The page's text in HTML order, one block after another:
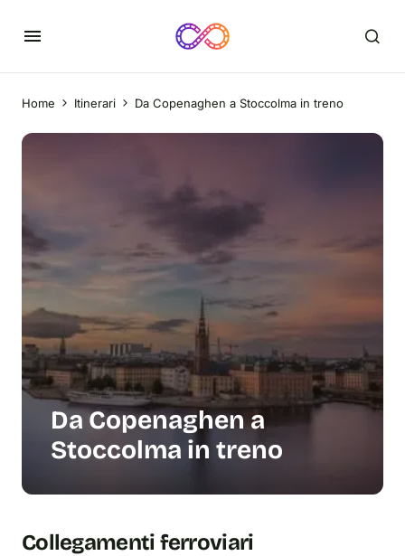
Home Itinerari Da Copenaghen a Stoccolma in treno
Da Copenaghen a
Stoccolma in treno
Collegamenti ferroviari